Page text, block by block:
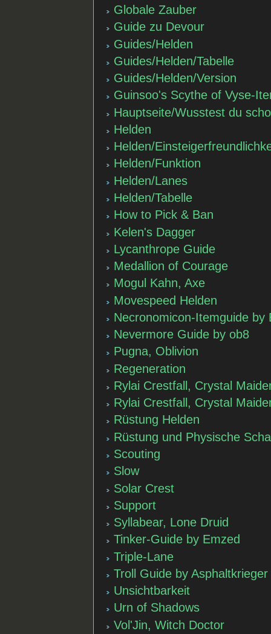
Globale Zauber
Guide zu Devour
Guides/Helden
Guides/Helden/Tabelle
Guides/Helden/Version
Guinsoo's Scythe of Vyse-
Hauptseite/Wusstest du
Helden
Helden/
Helden/Funktion
Helden/Lanes
Helden/Tabelle
How to Pick & Ban
Kelen's Dagger
Lycanthrope Guide
Medallion of Courage
Mogul Kahn, Axe
Movespeed Helden
Necronomicon-Itemguide by
Nevermore Guide by ob8
Pugna, Oblivion
Regeneration
Rylai Crestfall, Crystal
Rylai Crestfall, Crystal
Rüstung Helden
Rüstung und Physische
Scouting
Slow
Solar Crest
Support
Syllabear, Lone Druid
Tinker-Guide by Emzed
Triple-Lane
Troll Guide by Asphaltkrieger
Unsichtbarkeit
Urn of Shadows
Vol'Jin, Witch Doctor